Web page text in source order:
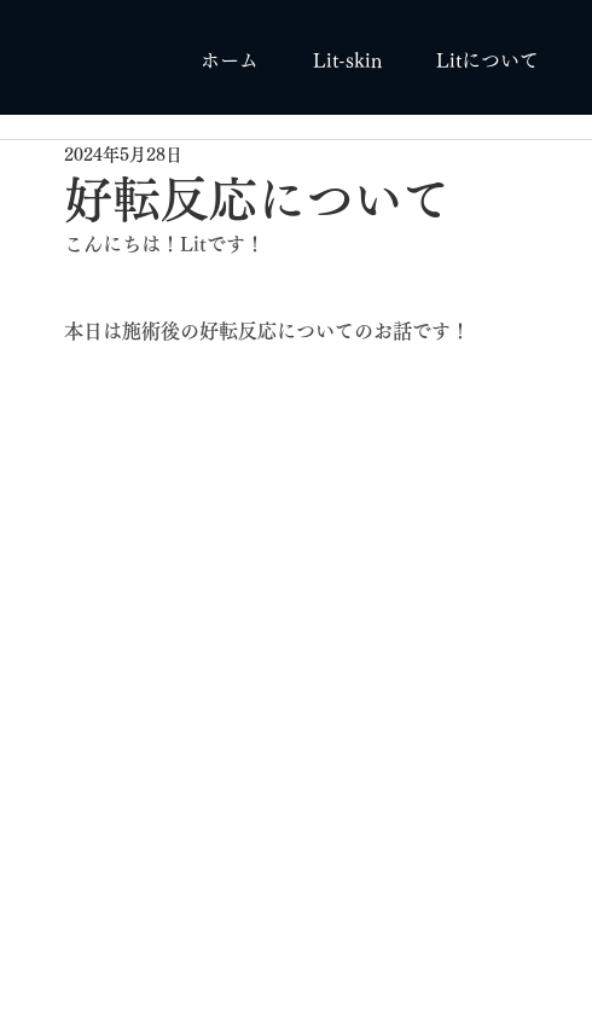
ホーム Lit-skin Litについて
好転反応について
2024年5月28日
こんにちは！Litです！
本日は施術後の好転反応についてのお話です！